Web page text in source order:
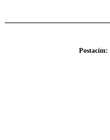
Postacím: